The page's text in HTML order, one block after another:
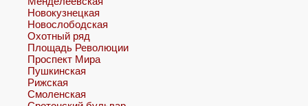
Новокузнецкая
Новослободская
Охотный ряд
Площадь Революции
Проспект Мира
Пушкинская
Рижская
Смоленская